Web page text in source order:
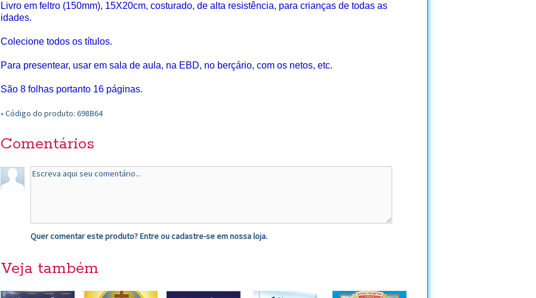
Livro em feltro (150mm), 15X20cm, costurado, de alta resistência, para crianças de todas as
idades.
Colecione todos os títulos.
Para presentear, usar em sala de aula, na EBD, no berçário, com os netos, etc.
São 8 folhas portanto 16 páginas.
• Código do produto: 698B64
Comentários
Quer comentar este produto?Entreoucadastre-seem nossa loja.
Veja também